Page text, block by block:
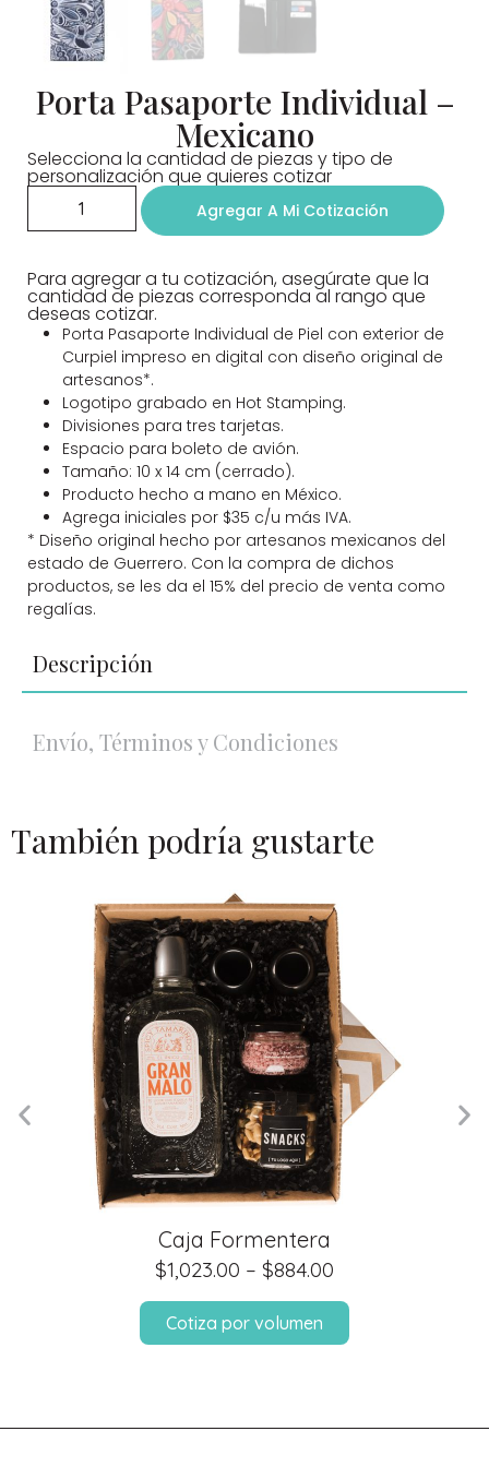
Porta Pasaporte Individual –
Mexicano
Selecciona la cantidad de piezas y tipo de
personalización que quieres cotizar
Agregar A Mi Cotización
Para agregar a tu cotización, asegúrate que la
cantidad de piezas corresponda al rango que
deseas cotizar.
Porta Pasaporte Individual de Piel con exterior de
Curpiel impreso en digital con diseño original de
artesanos*.
Logotipo grabado en Hot Stamping.
Divisiones para tres tarjetas.
Espacio para boleto de avión.
Tamaño: 10 x 14 cm (cerrado).
Producto hecho a mano en México.
Agrega iniciales por $35 c/u más IVA.
* Diseño original hecho por artesanos mexicanos del
estado de Guerrero. Con la compra de dichos
productos, se les da el 15% del precio de venta como
regalías.
Descripción
Envío, Términos y Condiciones
También podría gustarte
Caja Formentera
$884.00
–
$1,023.00
Cotiza por volumen